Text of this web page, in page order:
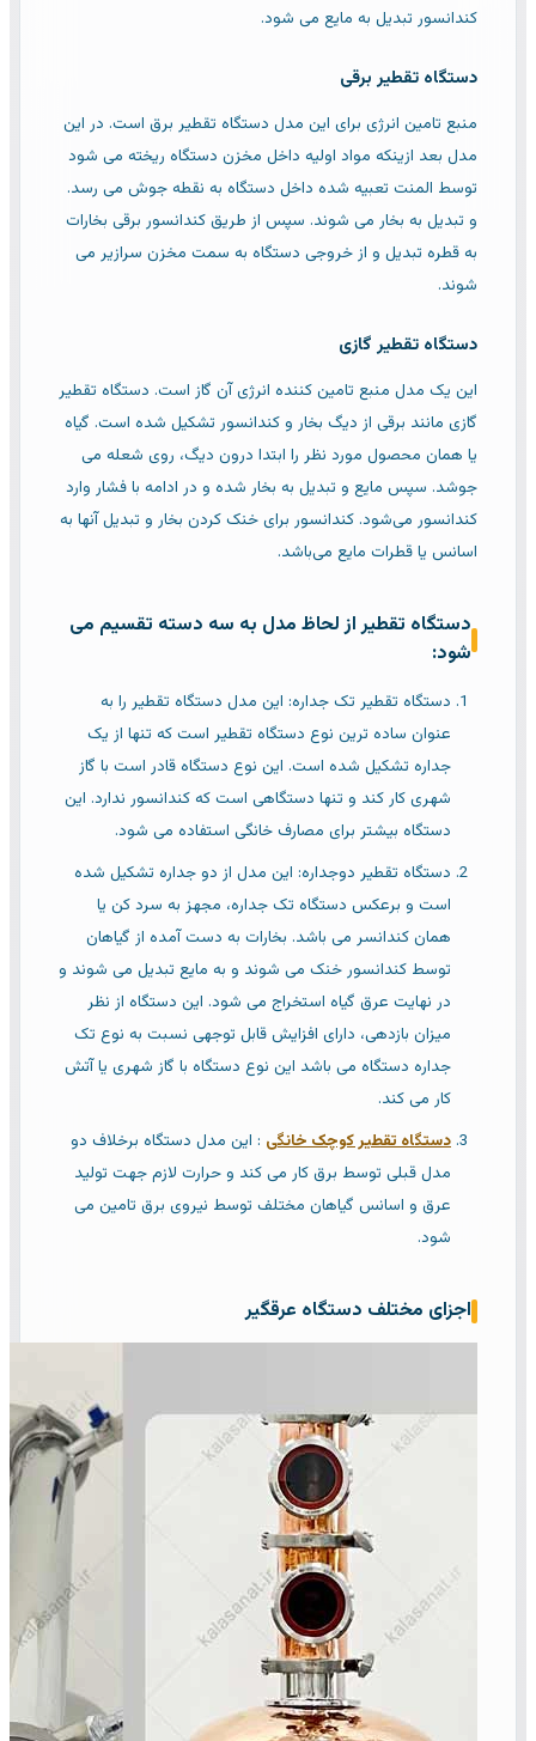
کندانسور تبدیل به مایع می شود.
دستگاه تقطیر برقی
منبع تامین انرژی برای این مدل دستگاه تقطیر برق است. در این
مدل بعد ازینکه مواد اولیه داخل مخزن دستگاه ریخته می شود
توسط المنت تعبیه شده داخل دستگاه به نقطه جوش می رسد.
و تبدیل به بخار می شوند. سپس از طریق کندانسور برقی بخارات
به قطره تبدیل و از خروجی دستگاه به سمت مخزن سرازیر می
شوند.
دستگاه تقطیر گازی
این یک مدل منبع تامین کننده انرژی آن گاز است. دستگاه تقطیر
گازی مانند برقی از دیگ بخار و کندانسور تشکیل شده است. گیاه
یا همان محصول مورد نظر را ابتدا درون دیگ، روی شعله می
جوشد. سپس مایع و تبدیل به بخار شده و در ادامه با فشار وارد
کندانسور می‌شود. کندانسور برای خنک کردن بخار و تبدیل آنها به
اسانس یا قطرات مایع می‌باشد.
دستگاه تقطیر از لحاظ مدل به سه دسته تقسیم می
شود:
دستگاه تقطیر تک جداره: این مدل دستگاه تقطیر را به
عنوان ساده ترین نوع دستگاه تقطیر است که تنها از یک
جداره تشکیل شده است. این نوع دستگاه قادر است با گاز
شهری کار کند و تنها دستگاهی است که کندانسور ندارد. این
دستگاه بیشتر برای مصارف خانگی استفاده می شود.
دستگاه تقطیر دوجداره: این مدل از دو جداره تشکیل شده
است و برعکس دستگاه تک جداره، مجهز به سرد کن یا
همان کندانسر می باشد. بخارات به دست آمده از گیاهان
توسط کندانسور خنک می شوند و به مایع تبدیل می شوند و
در نهایت عرق گیاه استخراج می شود. این دستگاه از نظر
میزان بازدهی، دارای افزایش قابل توجهی نسبت به نوع تک
جداره دستگاه می باشد این نوع دستگاه با گاز شهری یا آتش
کار می کند.
دستگاه تقطیر کوچک خانگی : این مدل دستگاه برخلاف دو
مدل قبلی توسط برق کار می کند و حرارت لازم جهت تولید
عرق و اسانس گیاهان مختلف توسط نیروی برق تامین می
شود.
اجزای مختلف دستگاه عرقگیر